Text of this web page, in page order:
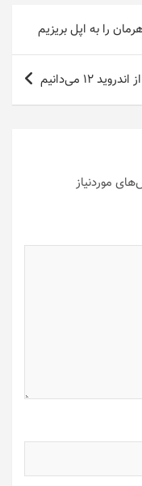
را به اپل بریزیم
12 می‌دانیم
موردنیاز